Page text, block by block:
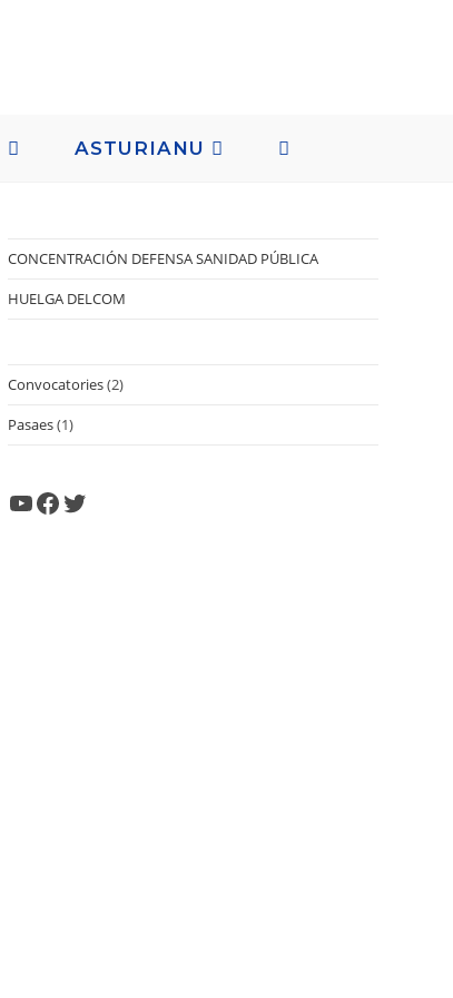
ASTURIANU
CONCENTRACIÓN DEFENSA SANIDAD PÚBLICA
HUELGA DELCOM
Convocatories(2)
Pasaes(1)